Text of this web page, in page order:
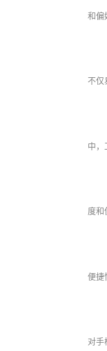
和偏
不仅
中，
度和
便捷
对手